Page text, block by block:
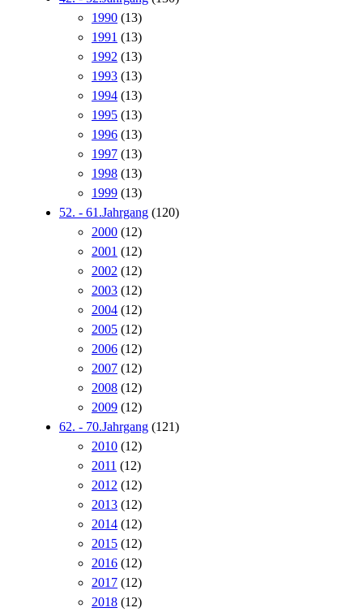
1990 (13)
1991 (13)
1992 (13)
1993 (13)
1994 (13)
1995 (13)
1996 (13)
1997 (13)
1998 (13)
1999 (13)
52. - 61.Jahrgang (120)
2000 (12)
2001 (12)
2002 (12)
2003 (12)
2004 (12)
2005 (12)
2006 (12)
2007 (12)
2008 (12)
2009 (12)
62. - 70.Jahrgang (121)
2010 (12)
2011 (12)
2012 (12)
2013 (12)
2014 (12)
2015 (12)
2016 (12)
2017 (12)
2018 (12)